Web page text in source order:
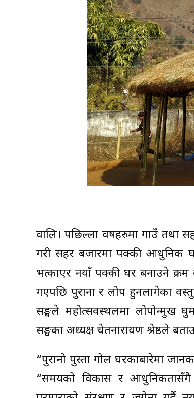
वालि। पछिल्ला वर्षहरुमा गाउँ
गरी सहर बजारमा पक्की आधुनिक घर
भत्काएर नयाँ पक्की घर बनाउने
गएपछि पुराना र लोप हुनलागेका
सङ्घले महोत्सवस्थलमा लोपोन्मुख
सङ्घका अध्यक्ष चेतनारायण श्रेष्ठले
“पुरानो पुस्ता गोल घरकाबारेमा
“समयको विकास र आधुनिकतासँगै